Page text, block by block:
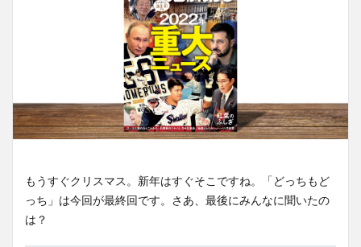
もうすぐクリスマス。新年はすぐそこですね。「どっちもど
っち」は今回が最終回です。さあ、最後にみんなに聞いたの
は？